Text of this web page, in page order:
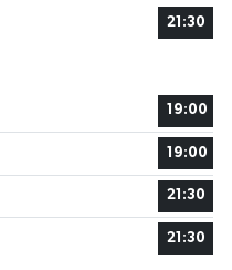
21:30
19:00
19:00
21:30
21:30